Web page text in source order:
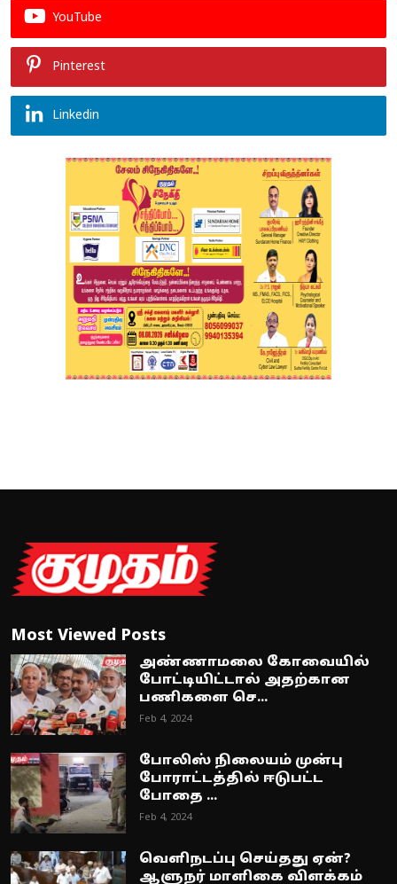
YouTube
Pinterest
Linkedin
Most Viewed Posts
அண்ணாமலை கோவையில்
போட்டியிட்டால் அதற்கான
பணிகளை செ...
Feb 4, 2024
போலிஸ் நிலையம் முன்பு
போராட்டத்தில் ஈடுபட்ட
போதை ...
Feb 4, 2024
வெளிநடப்பு செய்தது ஏன்?
ஆளுநர் மாளிகை விளக்கம்